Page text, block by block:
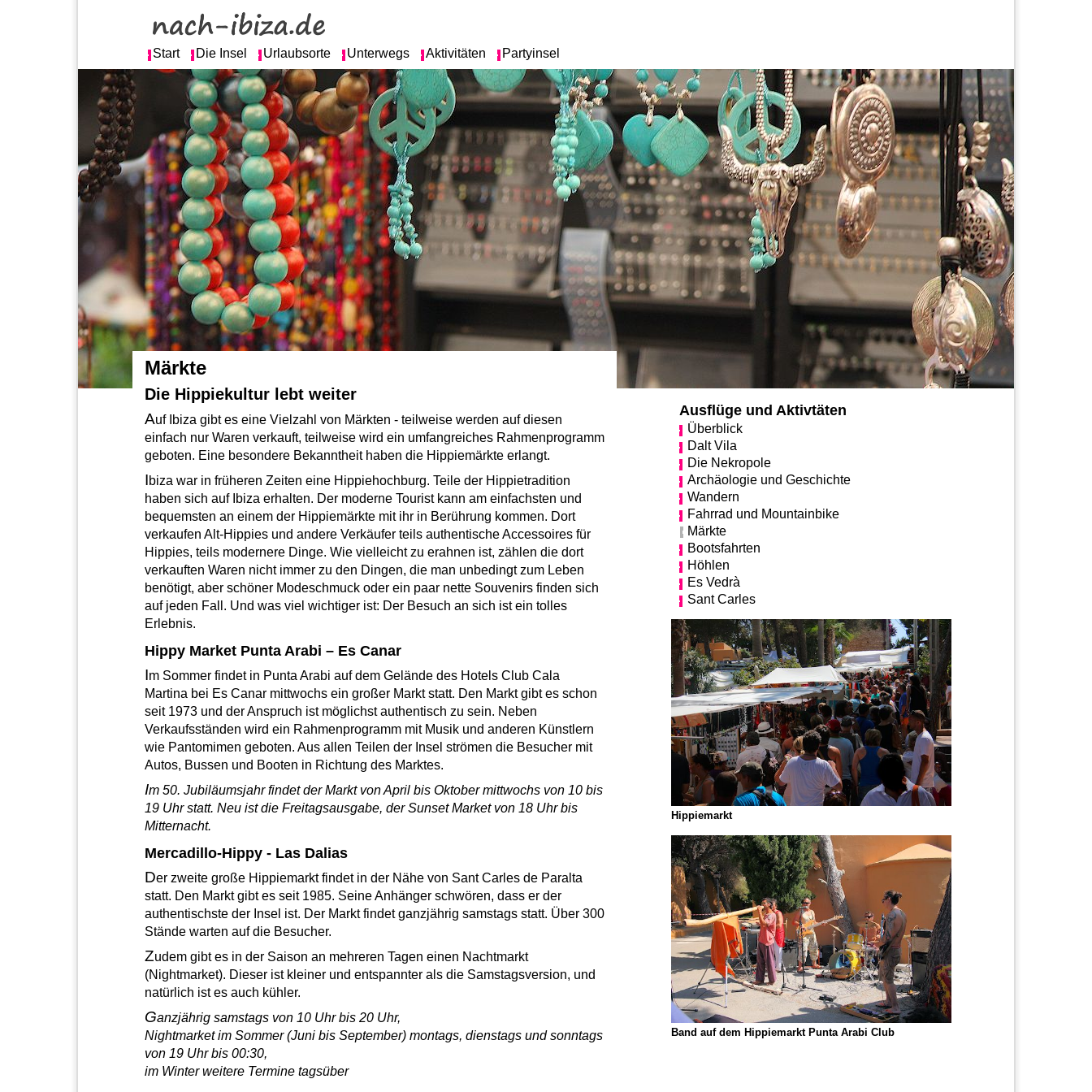
Start Die Insel Urlaubsorte Unterwegs Aktivitäten Partyinsel
Märkte
Die Hippiekultur lebt weiter
Auf Ibiza gibt es eine Vielzahl von Märkten - teilweise werden auf diesen
einfach nur Waren verkauft, teilweise wird ein umfangreiches Rahmenprogramm
geboten. Eine besondere Bekanntheit haben die Hippiemärkte erlangt.
Ibiza war in früheren Zeiten eine Hippiehochburg. Teile der Hippietradition
haben sich auf Ibiza erhalten. Der moderne Tourist kann am einfachsten und
bequemsten an einem der Hippiemärkte mit ihr in Berührung kommen. Dort
verkaufen Alt-Hippies und andere Verkäufer teils authentische Accessoires für
Hippies, teils modernere Dinge. Wie vielleicht zu erahnen ist, zählen die dort
verkauften Waren nicht immer zu den Dingen, die man unbedingt zum Leben
benötigt, aber schöner Modeschmuck oder ein paar nette Souvenirs finden sich
auf jeden Fall. Und was viel wichtiger ist: Der Besuch an sich ist ein tolles
Erlebnis.
Hippy Market Punta Arabi – Es Canar
Im Sommer findet in Punta Arabi auf dem Gelände des Hotels Club Cala
Martina bei Es Canar mittwochs ein großer Markt statt. Den Markt gibt es schon
seit 1973 und der Anspruch ist möglichst authentisch zu sein. Neben
Verkaufsständen wird ein Rahmenprogramm mit Musik und anderen Künstlern
wie Pantomimen geboten. Aus allen Teilen der Insel strömen die Besucher mit
Autos, Bussen und Booten in Richtung des Marktes.
Im 50. Jubiläumsjahr findet der Markt von April bis Oktober mittwochs von 10 bis
19 Uhr statt. Neu ist die Freitagsausgabe, der Sunset Market von 18 Uhr bis
Mitternacht.
Mercadillo-Hippy - Las Dalias
Der zweite große Hippiemarkt findet in der Nähe von Sant Carles de Paralta
statt. Den Markt gibt es seit 1985. Seine Anhänger schwören, dass er der
authentischste der Insel ist. Der Markt findet ganzjährig samstags statt. Über 300
Stände warten auf die Besucher.
Zudem gibt es in der Saison an mehreren Tagen einen Nachtmarkt
(Nightmarket). Dieser ist kleiner und entspannter als die Samstagsversion, und
natürlich ist es auch kühler.
Ganzjährig samstags von 10 Uhr bis 20 Uhr,
Nightmarket im Sommer (Juni bis September) montags, dienstags und sonntags
von 19 Uhr bis 00:30,
im Winter weitere Termine tagsüber
Ausflüge und Aktivtäten
Überblick
Dalt Vila
Die Nekropole
Archäologie und Geschichte
Wandern
Fahrrad und Mountainbike
Märkte
Bootsfahrten
Höhlen
Es Vedrà
Sant Carles
Hippiemarkt
Band auf dem Hippiemarkt Punta Arabi Club